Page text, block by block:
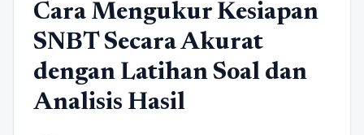
Cara Mengukur Kesiapan
SNBT Secara Akurat
dengan Latihan Soal dan
Analisis Hasil